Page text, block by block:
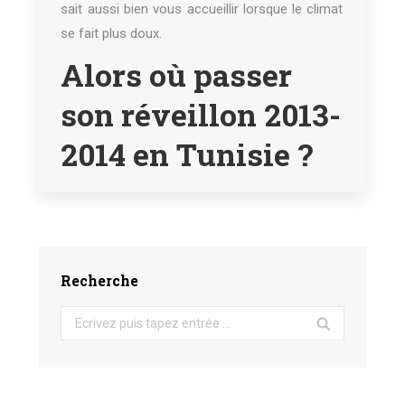
sait aussi bien vous accueillir lorsque le climat
se fait plus doux.
Alors où passer
son réveillon 2013-
2014 en Tunisie ?
Recherche
Search: